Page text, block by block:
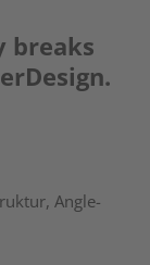
breaks
Angle-